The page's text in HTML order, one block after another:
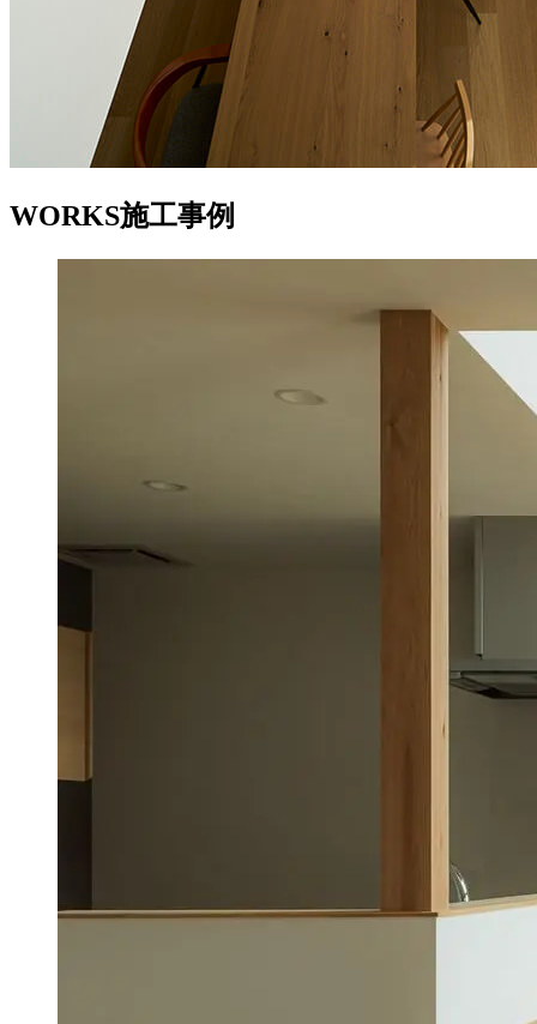
WORKS施工事例